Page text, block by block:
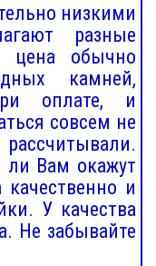
низкими
разные
цена обычно
камней,
оплате, и
совсем не
ли Вам окажут
и
У качества
Не забывайте